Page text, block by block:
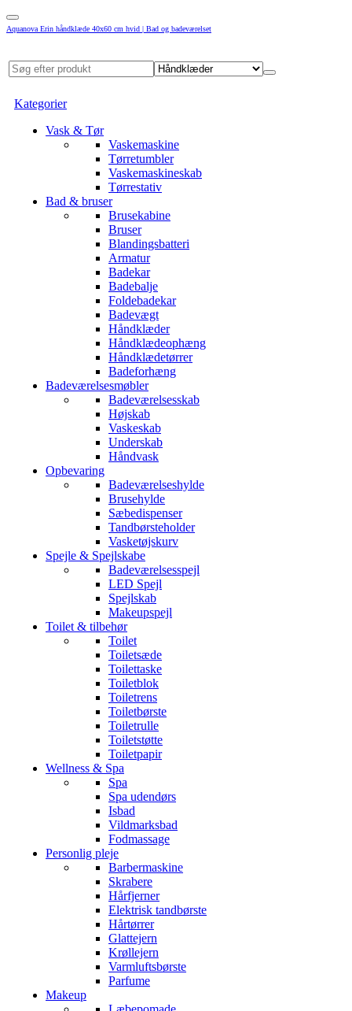
Aquanova Erin håndklæde 40x60 cm hvid | Bad og badeværelset
Kategorier
Vask & Tør
Vaskemaskine
Tørretumbler
Vaskemaskineskab
Tørrestativ
Bad & bruser
Brusekabine
Bruser
Blandingsbatteri
Armatur
Badekar
Badebalje
Foldebadekar
Badevægt
Håndklæder
Håndklædeophæng
Håndklædetørrer
Badeforhæng
Badeværelsesmøbler
Badeværelsesskab
Højskab
Vaskeskab
Underskab
Håndvask
Opbevaring
Badeværelseshylde
Brusehylde
Sæbedispenser
Tandbørsteholder
Vasketøjskurv
Spejle & Spejlskabe
Badeværelsesspejl
LED Spejl
Spejlskab
Makeupspejl
Toilet & tilbehør
Toilet
Toiletsæde
Toilettaske
Toiletblok
Toiletrens
Toiletbørste
Toiletrulle
Toiletstøtte
Toiletpapir
Wellness & Spa
Spa
Spa udendørs
Isbad
Vildmarksbad
Fodmassage
Personlig pleje
Barbermaskine
Skrabere
Hårfjerner
Elektrisk tandbørste
Hårtørrer
Glattejern
Krøllejern
Varmluftsbørste
Parfume
Makeup